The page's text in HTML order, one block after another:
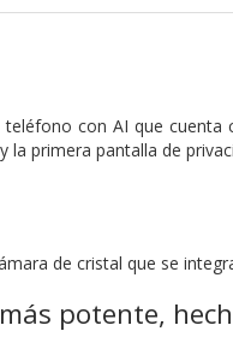
teléfono con AI que
la primera pantalla de
de cristal que se
potente,